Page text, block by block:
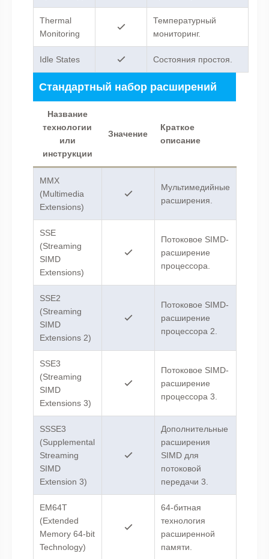
Thermal
Monitoring
Температурный
мониторинг.
Idle States Состояния простоя.
Стандартный набор расширений
Название
технологии
или
инструкции
Значение
Краткое
описание
MMX
(Multimedia
Extensions)
Мультимедийные
расширения.
SSE
(Streaming
SIMD
Extensions)
Потоковое SIMD-
расширение
процессора.
SSE2
(Streaming
SIMD
Extensions 2)
Потоковое SIMD-
расширение
процессора 2.
SSE3
(Streaming
SIMD
Extensions 3)
Потоковое SIMD-
расширение
процессора 3.
SSSE3
(Supplemental
Streaming
SIMD
Extension 3)
Дополнительные
расширения
SIMD для
потоковой
передачи 3.
EM64T
(Extended
Memory 64-bit
Technology)
64-битная
технология
расширенной
памяти.